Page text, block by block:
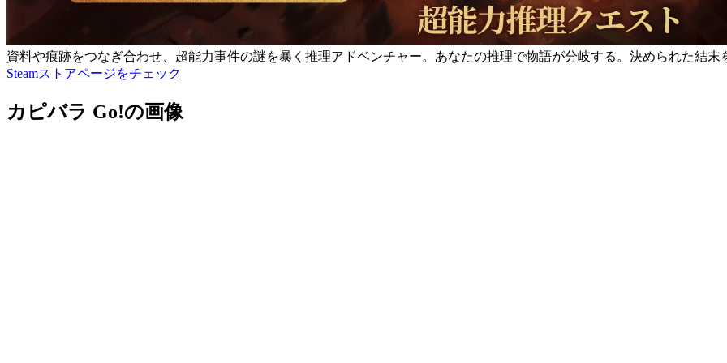
資料や痕跡をつなぎ合わせ、超能力事件の謎を暴く推理アドベンチャー。あなたの推理で物語が分岐する。決められた結
Steamストアページをチェック
カピバラ Go!の画像